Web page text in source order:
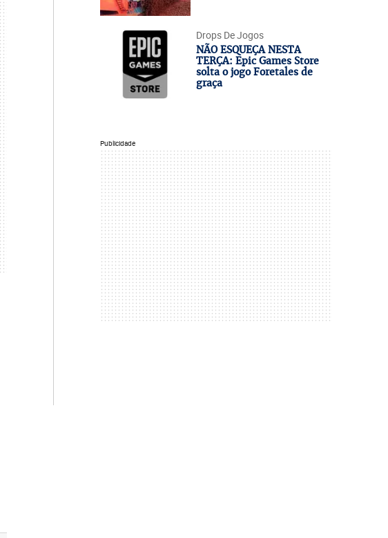
Drops De Jogos
NÃO ESQUEÇA NESTA
TERÇA: Epic Games Store
solta o jogo Foretales de
graça
Publicidade